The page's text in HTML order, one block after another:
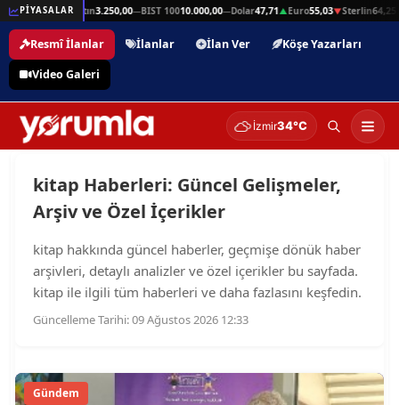
PİYASALAR
64,25▲Gram Altın3.250,00—BIST 10010.000,00—Dolar47,71▲Euro55,03▼Sterlin64,25▲
Resmî İlanlar İlanlar İlan Ver
Köşe Yazarları
Video Galeri
İzmir34°C
kitap Haberleri: Güncel Gelişmeler,
Arşiv ve Özel İçerikler
kitap hakkında güncel haberler, geçmişe dönük haber
arşivleri, detaylı analizler ve özel içerikler bu sayfada.
kitap ile ilgili tüm haberleri ve daha fazlasını keşfedin.
Güncelleme Tarihi: 09 Ağustos 2026 12:33
Gündem